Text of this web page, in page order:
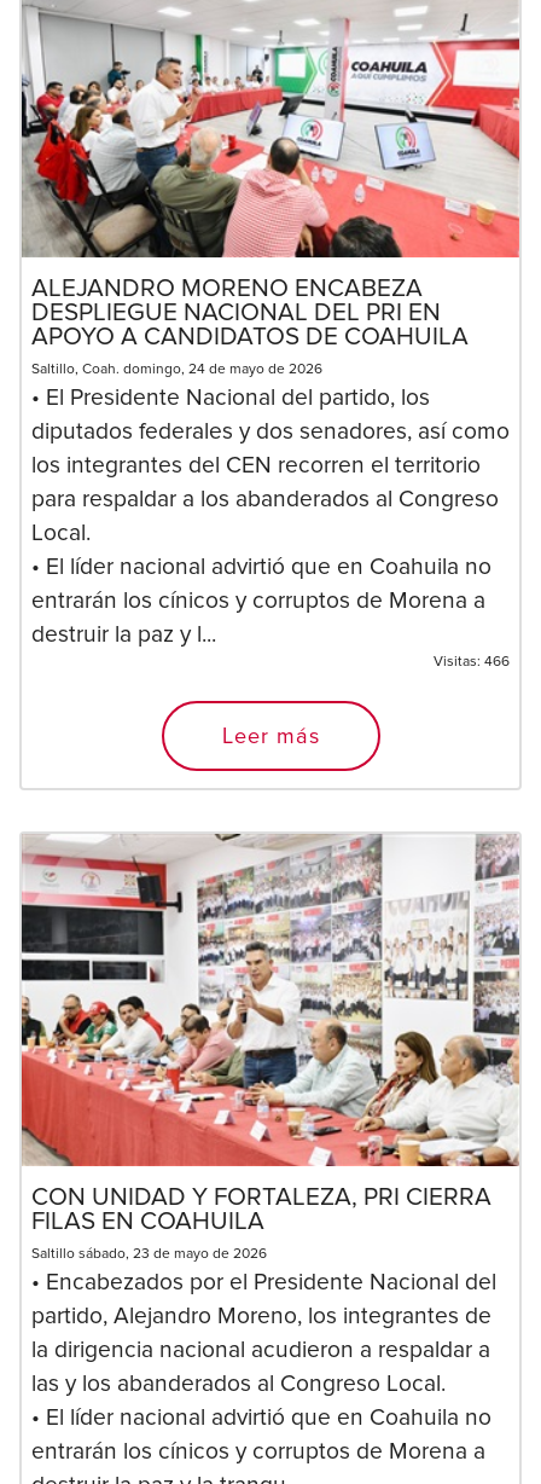
ALEJANDRO MORENO ENCABEZA
DESPLIEGUE NACIONAL DEL PRI EN
APOYO A CANDIDATOS DE COAHUILA
Saltillo, Coah. domingo, 24 de mayo de 2026
• El Presidente Nacional del partido, los
diputados federales y dos senadores, así como
los integrantes del CEN recorren el territorio
para respaldar a los abanderados al Congreso
Local.
• El líder nacional advirtió que en Coahuila no
entrarán los cínicos y corruptos de Morena a
destruir la paz y l...
Visitas: 466
Leer más
CON UNIDAD Y FORTALEZA, PRI CIERRA
FILAS EN COAHUILA
Saltillo sábado, 23 de mayo de 2026
• Encabezados por el Presidente Nacional del
partido, Alejandro Moreno, los integrantes de
la dirigencia nacional acudieron a respaldar a
las y los abanderados al Congreso Local.
• El líder nacional advirtió que en Coahuila no
entrarán los cínicos y corruptos de Morena a